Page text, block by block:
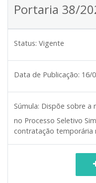
Portaria 38/
Status: Vigente
Data de Publicação: 16/
Súmula: Dispõe sobre a
no Processo Seletivo
contratação temporária